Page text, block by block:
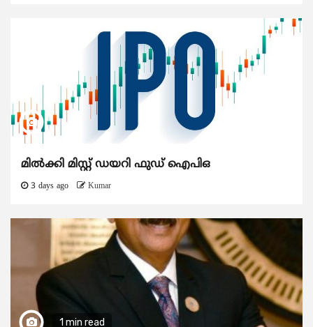
മിൽക്കി മിസ്റ്റ് ഡയറി ഫുഡ് ഐപിഒ
3 days ago Kumar
1 min read